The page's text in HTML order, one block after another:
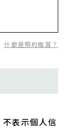
什麼是預約鑑賞？
表示個人信